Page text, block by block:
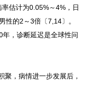
估计为0.05%～4%，日
性的2～3倍〔7,14〕。
，诊断延迟是全球性问
聚，病情进一步发展后，